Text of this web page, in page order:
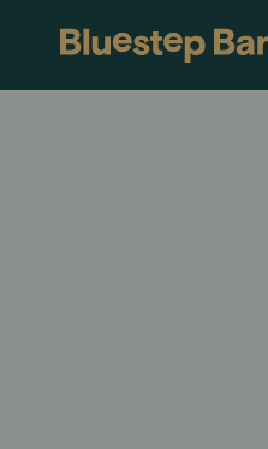
Gå till innehållet